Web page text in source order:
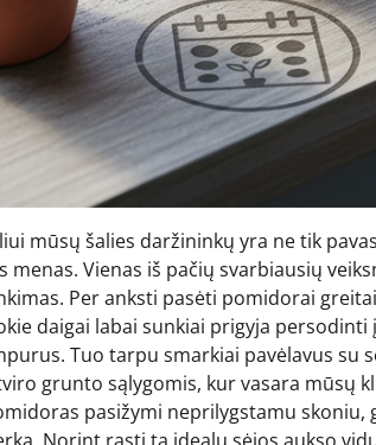
mūsų šalies daržininkų yra ne tik
Vienas iš pačių svarbiausių
Per anksti pasėti pomidorai
daigai labai sunkiai prigyja
Tuo tarpu smarkiai pavėlavus su
grunto sąlygomis, kur vasara mūsų
pasižymi neprilygstamu